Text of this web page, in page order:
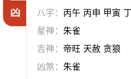
凶
八字： 丙午 丙申 甲寅
星神：朱雀
吉神： 帝旺 天赦 贪狼
凶煞：朱雀